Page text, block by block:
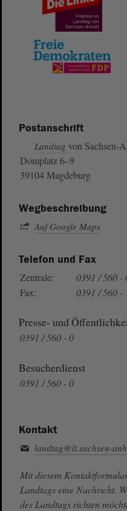
Postanschrift
Landtag von Sachsen-
Domplatz 6–9
39104 Magdeburg
Wegbeschreibung
Auf Google Maps
Telefon und Fax
Zentrale:
0391 / 560 -
Fax:
0391 / 560 -
Presse- und
0391 / 560 - 0
Besucherdienst
0391 / 560 - 0
Kontakt
landtag@lt.sachsen-
Mit diesem
Landtags eine Nachricht.
des Landtags richten